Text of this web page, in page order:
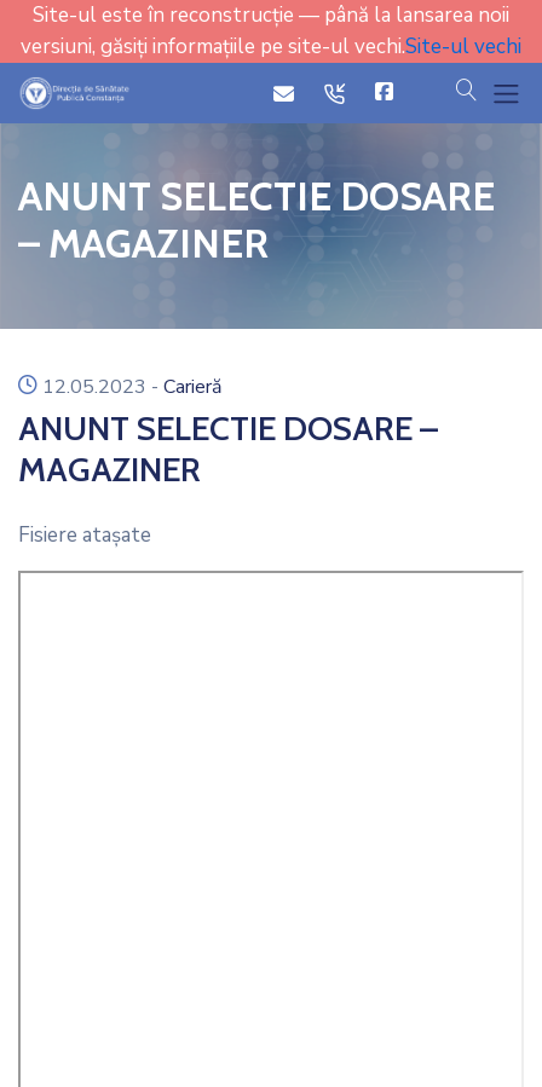
Site-ul este în reconstrucție — până la lansarea noii
versiuni, găsiți informațiile pe site-ul vechi.Site-ul vechi
iconicon cauta
ANUNT SELECTIE DOSARE
– MAGAZINER
icon
12.05.2023 - Carieră
ANUNT SELECTIE DOSARE –
MAGAZINER
Fisiere ataşate